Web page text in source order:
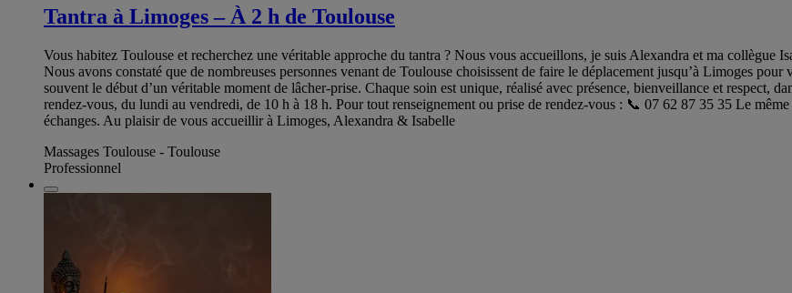
Tantra à Limoges – À 2 h de Toulouse
Vous habitez Toulouse et recherchez une véritable approche du tantra ? Nous vous accueillons, je suis Alexandra et ma collègue
Nous avons constaté que de nombreuses personnes venant de Toulouse choisissent de faire le déplacement jusqu’à Limoges
souvent le début d’un véritable moment de lâcher-prise. Chaque soin est unique, réalisé avec présence, bienveillance et respect,
rendez-vous, du lundi au vendredi, de 10 h à 18 h. Pour tout renseignement ou prise de rendez-vous : 📞 07 62 87 35 35 Le
échanges. Au plaisir de vous accueillir à Limoges, Alexandra & Isabelle
Massages Toulouse - Toulouse
Professionnel